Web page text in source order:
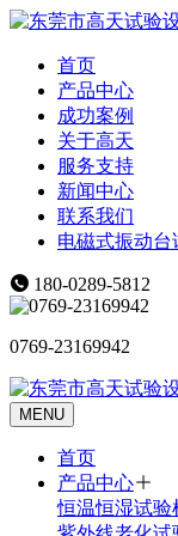
首页
产品中心
成功案例
关于高天
服务支持
新闻中心
联系我们
电磁式振动台
180-0289-5812
0769-23169942
MENU
首页
产品中心
恒温恒湿试验